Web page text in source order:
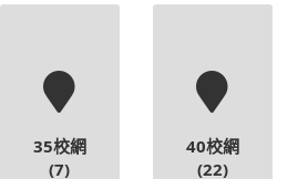
35校網
(7)
40校網
(22)